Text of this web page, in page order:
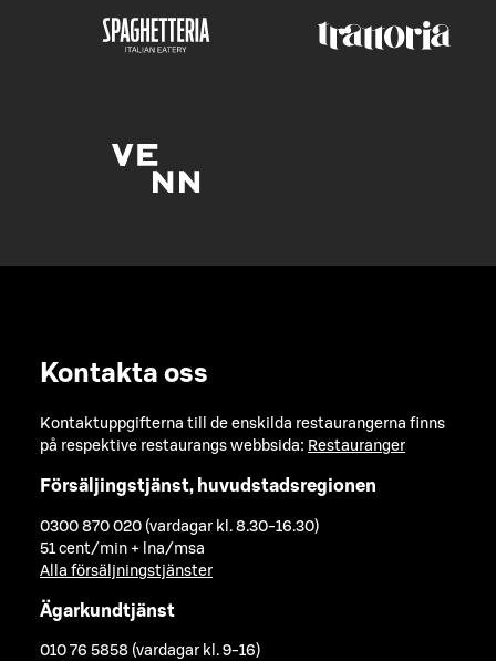
Kontakta oss
Kontaktuppgifterna till de enskilda restaurangerna finns
på respektive restaurangs webbsida: Restauranger
Försäljingstjänst, huvudstadsregionen
0300 870 020 (vardagar kl. 8.30-16.30)
51 cent/min + lna/msa
Alla försäljningstjänster
Ägarkundtjänst
010 76 5858 (vardagar kl. 9-16)